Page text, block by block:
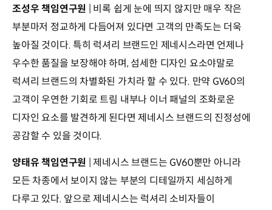
조성우 책임연구원 | 비록 쉽게 눈에 띄지 않지만 매우 작은
부분마저 정교하게 다듬어져 있다면 고객의 만족도는 더욱
높아질 것이다. 특히 럭셔리 브랜드인 제네시스라면 언제나
우수한 품질을 보장해야 하며, 섬세한 디자인 요소야말로
럭셔리 브랜드의 차별화된 가치라 할 수 있다. 만약 GV60의
고객이 우연한 기회로 트림 내부나 이너 패널의 조화로운
디자인 요소를 발견하게 된다면 제네시스 브랜드의 진정성에
공감할 수 있을 것이다.
양태유 책임연구원 | 제네시스 브랜드는 GV60뿐만 아니라
모든 차종에서 보이지 않는 부분의 디테일까지 세심하게
다루고 있다. 앞으로 제네시스는 럭셔리 소비자들이